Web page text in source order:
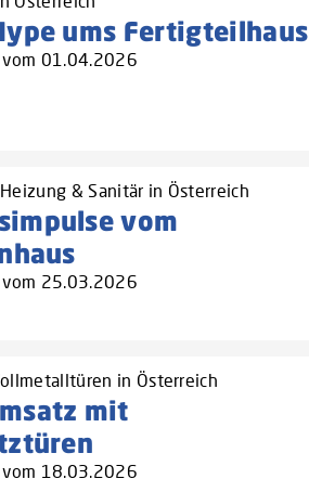
ums Fertigteilhaus
01.04.2026
& Sanitär in Österreich
vom
25.03.2026
in Österreich
mit
18.03.2026